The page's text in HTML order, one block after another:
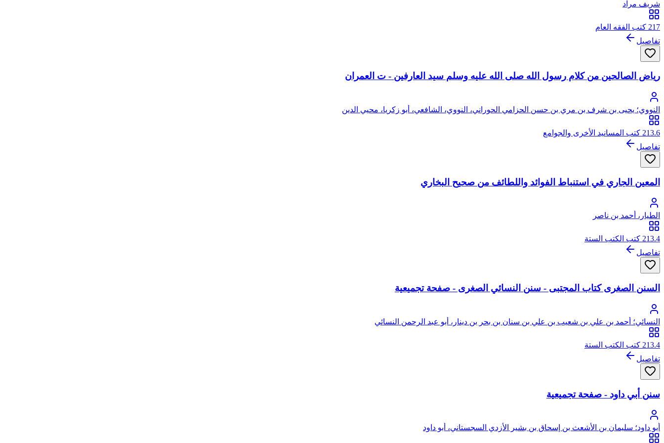
شريف مراد
217 كتب الفقه العام
تفاصيل
رياض الصالحين من كلام رسول الله صلى الله عليه وسلم سيد العارفين - ت العمران
النووي؛ يحيى بن شرف بن مري بن حسن الحزامي الحوراني، النووي، الشافعي، أبو زكريا، محيي الدين
213.6 كتب المسانيد الأخرى والجوامع
تفاصيل
المعين الجاري في استنباط الفوائد واللطائف من صحيح البخاري
الطيار، أحمد بن ناصر
213.4 كتب الكتب الستة
تفاصيل
السنن الصغرى كتاب المجتبى - سنن النسائي الصغرى - صفحة تجميعية
النسائي؛ أحمد بن علي بن شعيب بن علي بن سنان بن بحر بن دينار، أبو عبد الرحمن النسائي
213.4 كتب الكتب الستة
تفاصيل
سنن أبي داود - صفحة تجميعية
أبو داود؛ سليمان بن الأشعث بن إسحاق بن بشير الأزدي السجستاني، أبو داود